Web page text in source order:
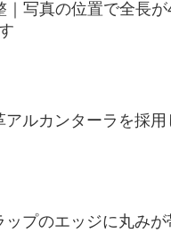
写真の位置で全長が
ルカンターラを採用
プのエッジに丸み